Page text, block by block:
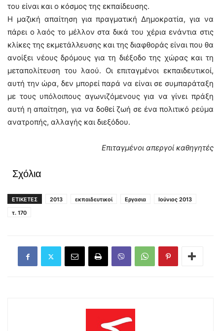
του είναι και ο κόσμος της εκπαίδευσης.
Η μαζική απαίτηση για πραγματική Δημοκρατία, για να
πάρει ο λαός το μέλλον στα δικά του χέρια ενάντια στις
κλίκες της εκμετάλλευσης και της διαφθοράς είναι που θα
ανοίξει νέους δρόμους για τη διέξοδο της χώρας και τη
μεταπολίτευση του λαού. Οι επιταγμένοι εκπαιδευτικοί,
αυτή την ώρα, δεν μπορεί παρά να είναι σε συμπαράταξη
με τους υπόλοιπους αγωνιζόμενους για να γίνει πράξη
αυτή η απαίτηση, για να δοθεί ζωή σε ένα πολιτικό ρεύμα
ανατροπής, αλλαγής και διεξόδου.
Επιταγμένοι απεργοί καθηγητές
Σχόλια
ΕΤΙΚΕΤΕΣ 2013 εκπαιδευτικοί Εργασια
Ιούνιος 2013
τ. 170